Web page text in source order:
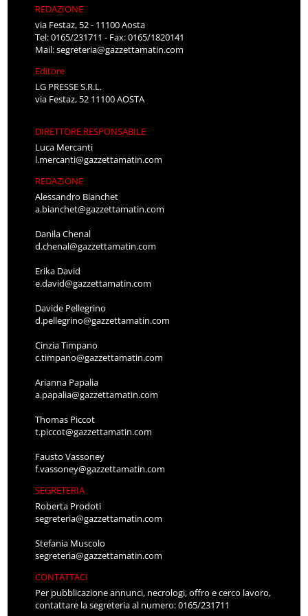
REDAZIONE
via Festaz, 52 - 11100 Aosta
Tel: 0165/231711 - Fax: 0165/1820141
Mail:segreteria@gazzettamatin.com
Editore
LG PRESSE S.R.L.
via Festaz, 52 11100 AOSTA
DIRETTORE RESPONSABILE
Luca Mercanti
l.mercanti@gazzettamatin.com
REDAZIONE
Alessandro Bianchet
a.bianchet@gazzettamatin.com
Danila Chenal
d.chenal@gazzettamatin.com
Erika David
e.david@gazzettamatin.com
Davide Pellegrino
d.pellegrino@gazzettamatin.com
Cinzia Timpano
c.timpano@gazzettamatin.com
Arianna Papalia
a.papalia@gazzettamatin.com
Thomas Piccot
t.piccot@gazzettamatin.com
Fausto Vassoney
f.vassoney@gazzettamatin.com
SEGRETERIA
Roberta Prodoti
segreteria@gazzettamatin.com
Stefania Muscolo
segreteria@gazzettamatin.com
CONTATTACI
Per pubblicazione annunci, necrologi, offro e cerco lavoro,
contattare la segreteria al numero: 0165/231711